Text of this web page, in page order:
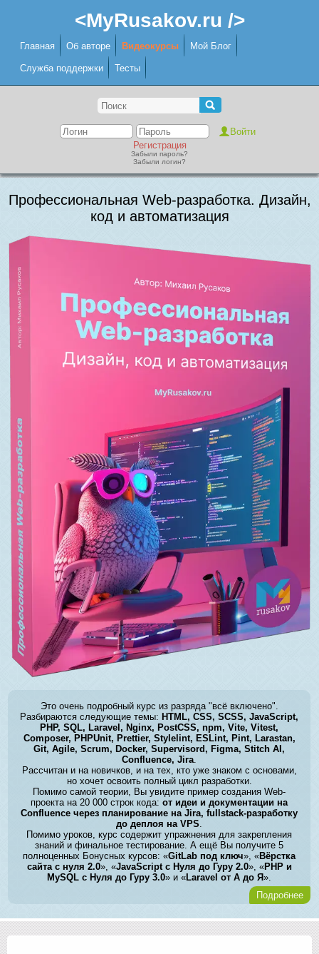
<MyRusakov.ru />
Главная Об авторе Видеокурсы Мой Блог
Служба поддержки Тесты
Регистрация
Забыли пароль?
Забыли логин?
Профессиональная Web-разработка. Дизайн,
код и автоматизация
Это очень подробный курс из разряда "всё включено".
Разбираются следующие темы: HTML, CSS, SCSS, JavaScript,
PHP, SQL, Laravel, Nginx, PostCSS, npm, Vite, Vitest,
Composer, PHPUnit, Prettier, Stylelint, ESLint, Pint, Larastan,
Git, Agile, Scrum, Docker, Supervisord, Figma, Stitch AI,
Confluence, Jira.
Рассчитан и на новичков, и на тех, кто уже знаком с основами,
но хочет освоить полный цикл разработки.
Помимо самой теории, Вы увидите пример создания Web-
проекта на 20 000 строк кода:от идеи и документации на
Confluence через планирование на Jira, fullstack-разработку
до деплоя на VPS.
Помимо уроков, курс содержит упражнения для закрепления
знаний и финальное тестирование. А ещё Вы получите 5
полноценных Бонусных курсов: «GitLab под ключ», «Вёрстка
сайта с нуля 2.0», «JavaScript с Нуля до Гуру 2.0», «PHP и
MySQL с Нуля до Гуру 3.0» и «Laravel от А до Я».
Подробнее